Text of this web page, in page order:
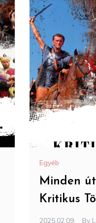
Egyéb
Minden
Kritikus
2025.02.09. By